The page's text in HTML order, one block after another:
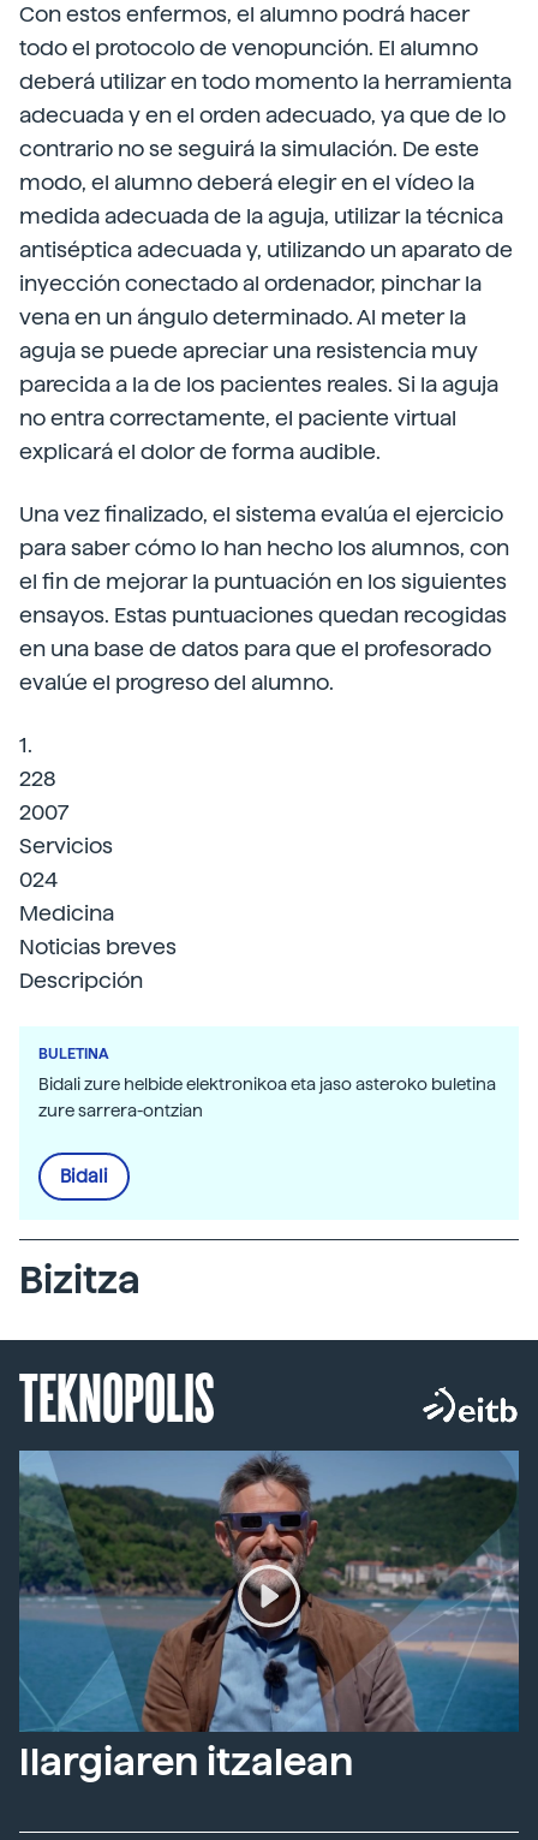
Con estos enfermos, el alumno podrá hacer
todo el protocolo de venopunción. El alumno
deberá utilizar en todo momento la herramienta
adecuada y en el orden adecuado, ya que de lo
contrario no se seguirá la simulación. De este
modo, el alumno deberá elegir en el vídeo la
medida adecuada de la aguja, utilizar la técnica
antiséptica adecuada y, utilizando un aparato de
inyección conectado al ordenador, pinchar la
vena en un ángulo determinado. Al meter la
aguja se puede apreciar una resistencia muy
parecida a la de los pacientes reales. Si la aguja
no entra correctamente, el paciente virtual
explicará el dolor de forma audible.
Una vez finalizado, el sistema evalúa el ejercicio
para saber cómo lo han hecho los alumnos, con
el fin de mejorar la puntuación en los siguientes
ensayos. Estas puntuaciones quedan recogidas
en una base de datos para que el profesorado
evalúe el progreso del alumno.
1.
228
2007
Servicios
024
Medicina
Noticias breves
Descripción
BULETINA
Bidali zure helbide elektronikoa eta jaso asteroko buletina
zure sarrera-ontzian
Bidali
Bizitza
TEKNOPOLIS
Ilargiaren itzalean